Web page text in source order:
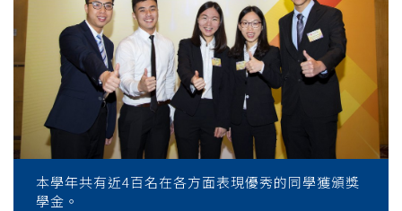
本學年共有近4百名在各方面表現優秀的同學獲頒獎
學金。